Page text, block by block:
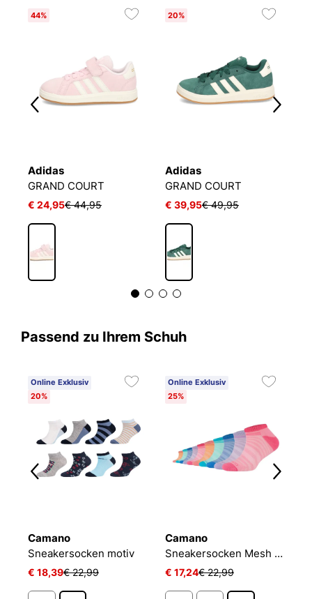
44%
Adidas
GRAND COURT
€ 24,95€ 44,95
20%
Adidas
GRAND COURT
€ 39,95€ 49,95
Passend zu Ihrem Schuh
Online Exklusiv
20%
Camano
Sneakersocken motiv
€ 18,39€ 22,99
Online Exklusiv
25%
Camano
Sneakersocken Mesh Ventilation
€ 17,24€ 22,99